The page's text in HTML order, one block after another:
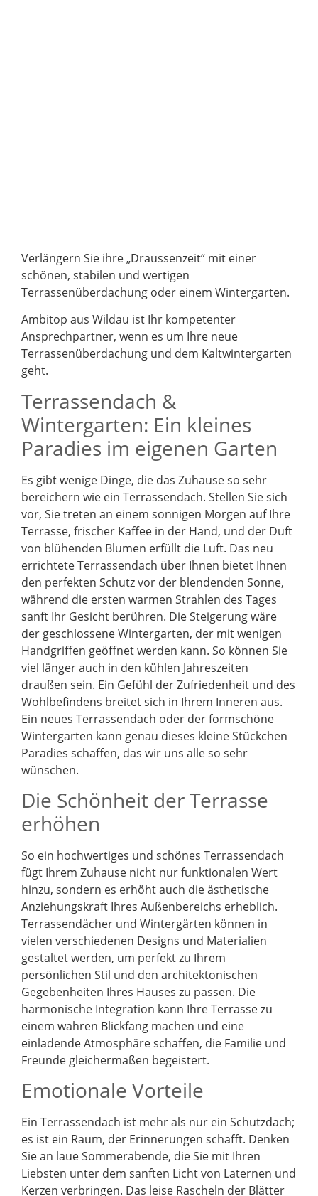
Verlängern Sie ihre „Draussenzeit“ mit einer
schönen, stabilen und wertigen
Terrassenüberdachung oder einem Wintergarten.
Ambitop aus Wildau ist Ihr kompetenter
Ansprechpartner, wenn es um Ihre neue
Terrassenüberdachung und dem Kaltwintergarten
geht.
Terrassendach &
Wintergarten: Ein kleines
Paradies im eigenen Garten
Es gibt wenige Dinge, die das Zuhause so sehr
bereichern wie ein Terrassendach. Stellen Sie sich
vor, Sie treten an einem sonnigen Morgen auf Ihre
Terrasse, frischer Kaffee in der Hand, und der Duft
von blühenden Blumen erfüllt die Luft. Das neu
errichtete Terrassendach über Ihnen bietet Ihnen
den perfekten Schutz vor der blendenden Sonne,
während die ersten warmen Strahlen des Tages
sanft Ihr Gesicht berühren. Die Steigerung wäre
der geschlossene Wintergarten, der mit wenigen
Handgriffen geöffnet werden kann. So können Sie
viel länger auch in den kühlen Jahreszeiten
draußen sein. Ein Gefühl der Zufriedenheit und des
Wohlbefindens breitet sich in Ihrem Inneren aus.
Ein neues Terrassendach oder der formschöne
Wintergarten kann genau dieses kleine Stückchen
Paradies schaffen, das wir uns alle so sehr
wünschen.
Die Schönheit der Terrasse
erhöhen
So ein hochwertiges und schönes Terrassendach
fügt Ihrem Zuhause nicht nur funktionalen Wert
hinzu, sondern es erhöht auch die ästhetische
Anziehungskraft Ihres Außenbereichs erheblich.
Terrassendächer und Wintergärten können in
vielen verschiedenen Designs und Materialien
gestaltet werden, um perfekt zu Ihrem
persönlichen Stil und den architektonischen
Gegebenheiten Ihres Hauses zu passen. Die
harmonische Integration kann Ihre Terrasse zu
einem wahren Blickfang machen und eine
einladende Atmosphäre schaffen, die Familie und
Freunde gleichermaßen begeistert.
Emotionale Vorteile
Ein Terrassendach ist mehr als nur ein Schutzdach;
es ist ein Raum, der Erinnerungen schafft. Denken
Sie an laue Sommerabende, die Sie mit Ihren
Liebsten unter dem sanften Licht von Laternen und
Kerzen verbringen. Das leise Rascheln der Blätter